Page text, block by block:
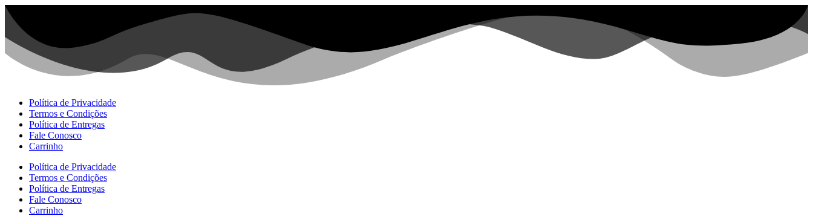
Ir
para
conteúdo
Política de Privacidade
Termos e Condições
Política de Entregas
Fale Conosco
Carrinho
Política de Privacidade
Termos e Condições
Política de Entregas
Fale Conosco
Carrinho